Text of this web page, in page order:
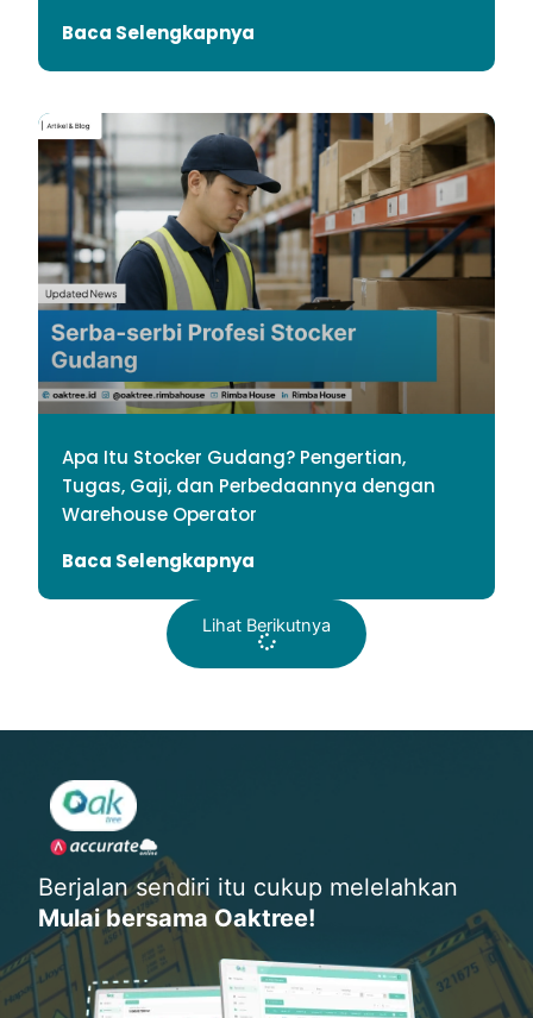
Baca Selengkapnya
Apa Itu Stocker Gudang? Pengertian,
Tugas, Gaji, dan Perbedaannya dengan
Warehouse Operator
Baca Selengkapnya
Lihat Berikutnya
Berjalan sendiri itu cukup melelahkan
Mulai bersama Oaktree!